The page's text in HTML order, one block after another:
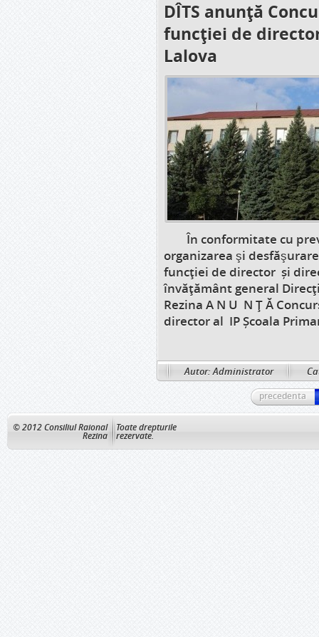
DÎTS anunță
funcţiei de
Lalova
În conformitate cu
organizarea şi
funcţiei de director și
învățământ general
Rezina A N U N Ţ Ă
director al IP Școala
Autor: Administrator
precedenta
© 2012 Consiliul Raional
Rezina
Toate drepturile
rezervate.